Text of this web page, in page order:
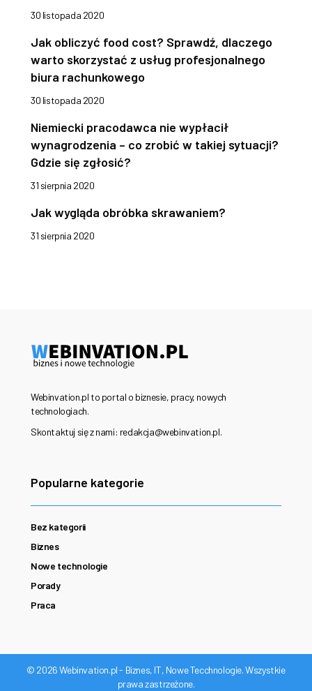
30 listopada 2020
Jak obliczyć food cost? Sprawdź, dlaczego
warto skorzystać z usług profesjonalnego
biura rachunkowego
30 listopada 2020
Niemiecki pracodawca nie wypłacił
wynagrodzenia – co zrobić w takiej sytuacji?
Gdzie się zgłosić?
31 sierpnia 2020
Jak wygląda obróbka skrawaniem?
31 sierpnia 2020
Webinvation.pl to portal o biznesie, pracy, nowych
technologiach.
Skontaktuj się z nami: redakcja@webinvation.pl.
Popularne kategorie
Bez kategorii
Biznes
Nowe technologie
Porady
Praca
© 2026 Webinvation.pl - Biznes, IT, Nowe Tecchnologie. Wszystkie
prawa zastrzeżone.